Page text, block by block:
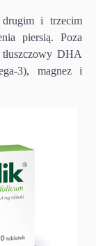
i trzecim
piersią. Poza
DHA
3), magnez i